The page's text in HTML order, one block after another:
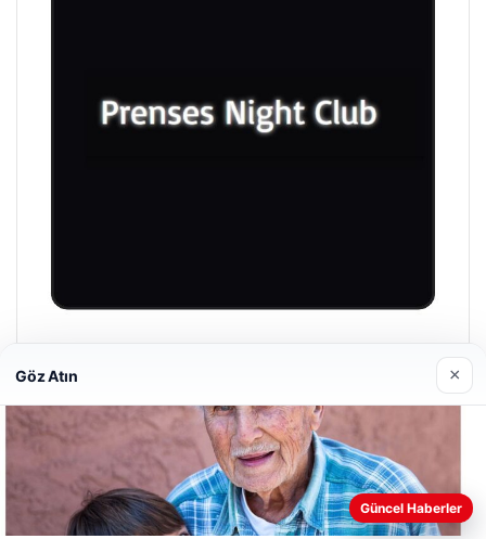
Nisan 29, 2026
Web sitemizi nasıl kullandığınızı daha iyi anlayabilmek,
Göz Atın ×
Güncel Haberler